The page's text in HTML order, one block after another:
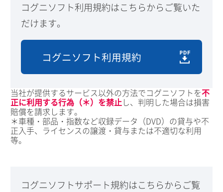
コグニソフト利用規約はこちらからご覧いた
だけます。
コグニソフト利用規約
当社が提供するサービス以外の方法でコグニソフトを不
正に利用する行為（＊）を禁止し、判明した場合は損害
賠償を請求します。
＊車種・部品・指数など収録データ（DVD）の貸与や不
正入手、ライセンスの譲渡・貸与または不適切な利用
等。
コグニソフトサポート規約はこちらからご覧